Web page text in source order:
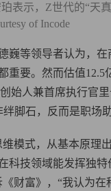
表示，Z世代的“天
of Incode
巍等领导者认为，
重要。然而估值12.5
创始人兼首席执行官里
脚石，反而是职场助
模式，从基本原理
科技领域能发挥独特
财富》，“我认为在